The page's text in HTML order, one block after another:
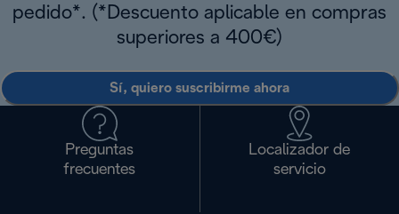
pedido*. (*Descuento aplicable en compras
superiores a 400€)
Sí, quiero suscribirme ahora
Preguntas
frecuentes
Localizador de
servicio